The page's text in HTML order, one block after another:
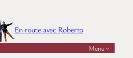
En route avec Roberto
Menu